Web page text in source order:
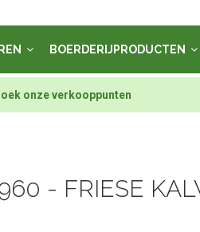
BOERDERIJPRODUCTEN
onze verkooppunten
- FRIESE